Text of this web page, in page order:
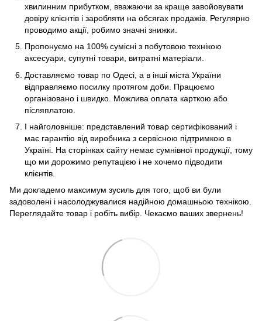
хвилинним прибутком, вважаючи за краще завойовувати
довіру клієнтів і заробляти на обсягах продажів. Регулярно
проводимо акції, робимо значні знижки.
Пропонуємо на 100% сумісні з побутовою технікою
аксесуари, супутні товари, витратні матеріали.
Доставляємо товар по Одесі, а в інші міста України
відправляємо посилку протягом доби. Працюємо
організовано і швидко. Можлива оплата карткою або
післяплатою.
І найголовніше: представлений товар сертифікований і
має гарантію від виробника з сервісною підтримкою в
Україні. На сторінках сайту немає сумнівної продукції, тому
що ми дорожимо репутацією і не хочемо підводити
клієнтів.
Ми докладемо максимум зусиль для того, щоб ви були
задоволені і насолоджувалися надійною домашньою технікою.
Переглядайте товар і робіть вибір. Чекаємо ваших звернень!